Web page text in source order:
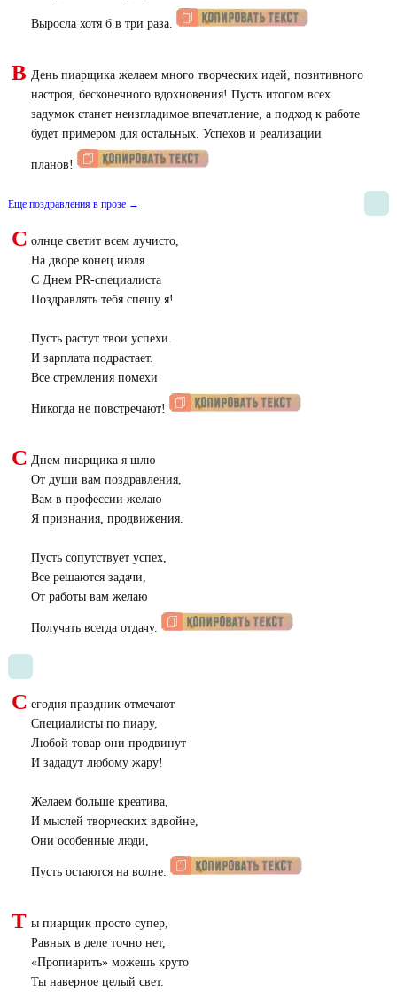
Выросла хотя б в три раза.
В День пиарщика желаем много творческих идей, позитивного
настроя, бесконечного вдохновения! Пусть итогом всех
задумок станет неизгладимое впечатление, а подход к работе
будет примером для остальных. Успехов и реализации
планов!
Еще поздравления в прозе →
С олнце светит всем лучисто,
На дворе конец июля.
С Днем PR-специалиста
Поздравлять тебя спешу я!
Пусть растут твои успехи.
И зарплата подрастает.
Все стремления помехи
Никогда не повстречают!
С Днем пиарщика я шлю
От души вам поздравления,
Вам в профессии желаю
Я признания, продвижения.
Пусть сопутствует успех,
Все решаются задачи,
От работы вам желаю
Получать всегда отдачу.
С егодня праздник отмечают
Специалисты по пиару,
Любой товар они продвинут
И зададут любому жару!
Желаем больше креатива,
И мыслей творческих вдвойне,
Они особенные люди,
Пусть остаются на волне.
Т ы пиарщик просто супер,
Равных в деле точно нет,
«Пропиарить» можешь круто
Ты наверное целый свет.